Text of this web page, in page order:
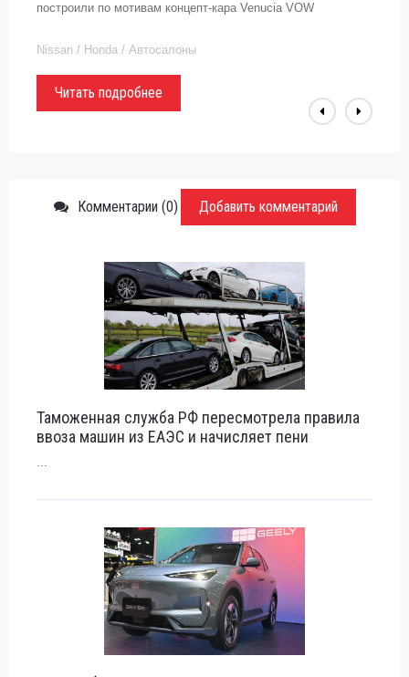
построили по мотивам концепт-кара Venucia VOW
Nissan / Honda / Автосалоны
Читать подробнее
Комментарии (0) Добавить комментарий
Таможенная служба РФ пересмотрела правила
ввоза машин из ЕАЭС и начисляет пени
...